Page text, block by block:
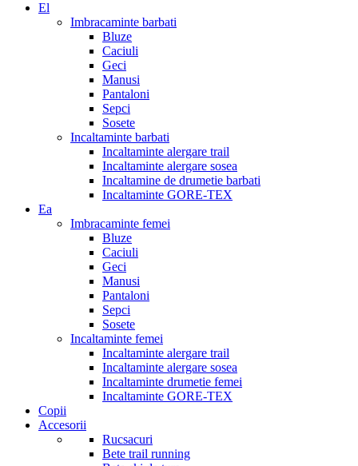
El
Imbracaminte barbati
Bluze
Caciuli
Geci
Manusi
Pantaloni
Sepci
Sosete
Incaltaminte barbati
Incaltaminte alergare trail
Incaltaminte alergare sosea
Incaltamine de drumetie barbati
Incaltaminte GORE-TEX
Ea
Imbracaminte femei
Bluze
Caciuli
Geci
Manusi
Pantaloni
Sepci
Sosete
Incaltaminte femei
Incaltaminte alergare trail
Incaltaminte alergare sosea
Incaltaminte drumetie femei
Incaltaminte GORE-TEX
Copii
Accesorii
Rucsacuri
Bete trail running